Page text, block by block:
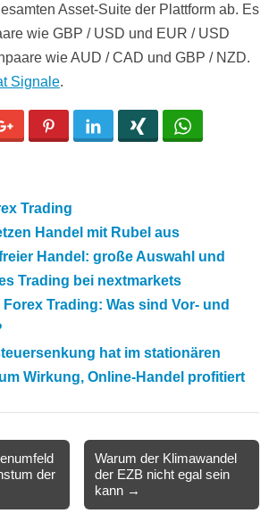
Asset-Suite der Plattform ab. Es
wie GBP / USD und EUR / USD
wie AUD / CAD und GBP / NZD.
Signale.
Google+ Pinterest LinkedIn
Trading
Handel mit Rubel aus
Handel: große Auswahl und
Trading bei nextmarkets
Trading: Was sind Vor- und
hat im stationären
Wirkung, Online-Handel profitiert
der
Warum der Klimawandel
der EZB nicht egal sein
kann →